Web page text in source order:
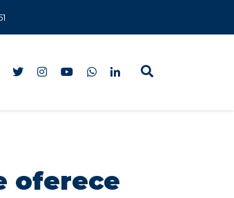
oferece